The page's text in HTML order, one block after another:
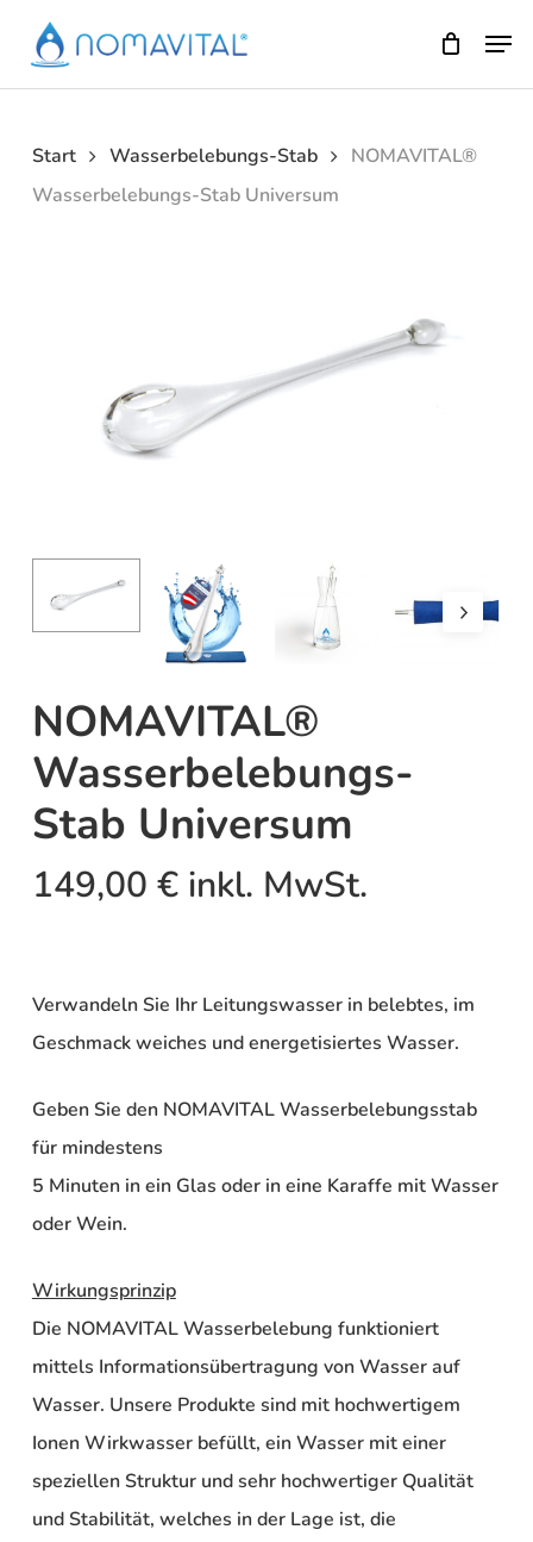
main
Start Wasserbelebungs-Stab
NOMAVITAL®
Wasserbelebungs-Stab Universum
NOMAVITAL®
Wasserbelebungs-
Stab Universum
149,00 € inkl. MwSt.
Verwandeln Sie Ihr Leitungswasser in belebtes, im
Geschmack weiches und energetisiertes Wasser.
Geben Sie den NOMAVITAL Wasserbelebungsstab
für mindestens
5 Minuten in ein Glas oder in eine Karaffe mit Wasser
oder Wein.
Wirkungsprinzip
Die NOMAVITAL Wasserbelebung funktioniert
mittels Informationsübertragung vonWasserauf
Wasser. Unsere Produkte sind mit hochwertigem
Ionen Wirkwasser befüllt, ein Wasser mit einer
speziellen Struktur und sehr hochwertiger Qualität
und Stabilität, welches in der Lage ist, die